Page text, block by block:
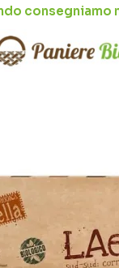
consegniamo